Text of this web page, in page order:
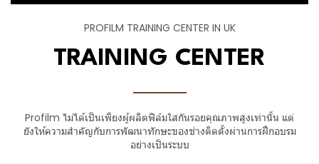
PROFILM TRAINING CENTER IN UK
TRAINING CENTER
Profilm ไม่ได้เป็นเพียงผู้ผลิตฟิล์มใสกันรอยคุณภาพสูงเท่านั้น แต่
ยังให้ความสำคัญกับการพัฒนาทักษะของช่างติดตั้งผ่านการฝึกอบรม
อย่างเป็นระบบ